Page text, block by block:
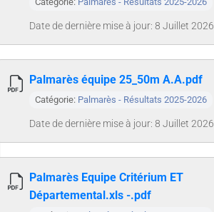
Date de dernière mise à jour: 8 Juillet 2026
Palmarès équipe 25_50m A.A.pdf
Catégorie: Palmarès - Résultats 2025-2026
Date de dernière mise à jour: 8 Juillet 2026
Palmarès Equipe Critérium ET
Départemental.xls -.pdf